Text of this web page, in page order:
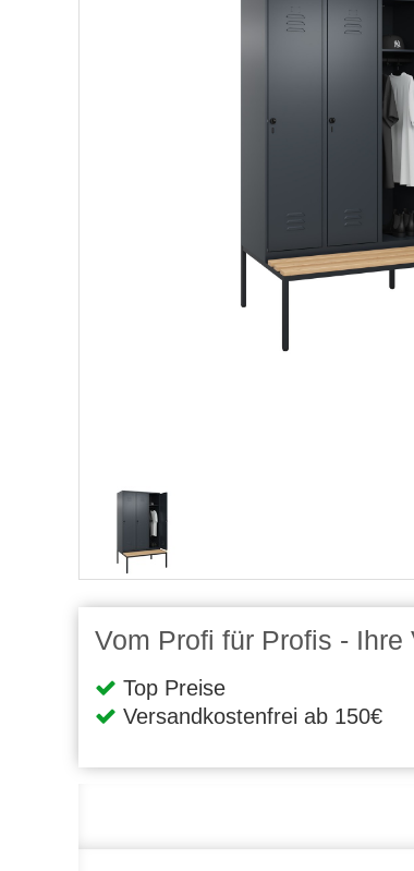
Vom Profi für Profis - Ihre
Top Preise
Versandkostenfrei ab 150€